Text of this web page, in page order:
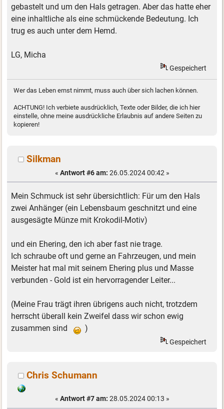
gebastelt und um den Hals getragen. Aber das hatte eher
eine inhaltliche als eine schmückende Bedeutung. Ich
trug es auch unter dem Hemd.
LG, Micha
Gespeichert
Wer das Leben ernst nimmt, muss auch über sich lachen können.
ACHTUNG! Ich verbiete ausdrücklich, Texte oder Bilder, die ich hier
einstelle, ohne meine ausdrückliche Erlaubnis auf andere Seiten zu
kopieren!
Silkman
« Antwort #6 am: 26.05.2024 00:42 »
Mein Schmuck ist sehr übersichtlich: Für um den Hals
zwei Anhänger (ein Lebensbaum geschnitzt und eine
ausgesägte Münze mit Krokodil-Motiv)
und ein Ehering, den ich aber fast nie trage.
Ich schraube oft und gerne an Fahrzeugen, und mein
Meister hat mal mit seinem Ehering plus und Masse
verbunden - Gold ist ein hervorragender Leiter...
(Meine Frau trägt ihren übrigens auch nicht, trotzdem
herrscht überall kein Zweifel dass wir schon ewig
zusammen sind
)
Gespeichert
Chris Schumann
« Antwort #7 am: 28.05.2024 00:13 »